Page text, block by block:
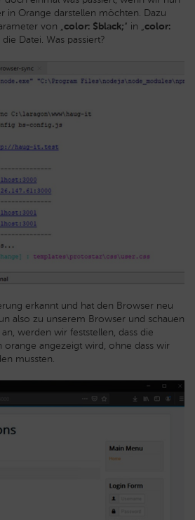
in Orange darstellen möchten. Dazu
von „color: $black;“ in „color:
Datei. Was passiert?
erkannt und hat den Browser neu
also zu unserem Browser und schauen
werden wir feststellen, dass die
orange angezeigt wird, ohne dass wir
mussten.